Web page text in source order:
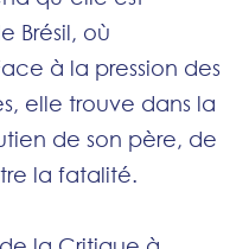
Brésil, où
à la pression des
elle trouve dans la
de son père, de
la fatalité.